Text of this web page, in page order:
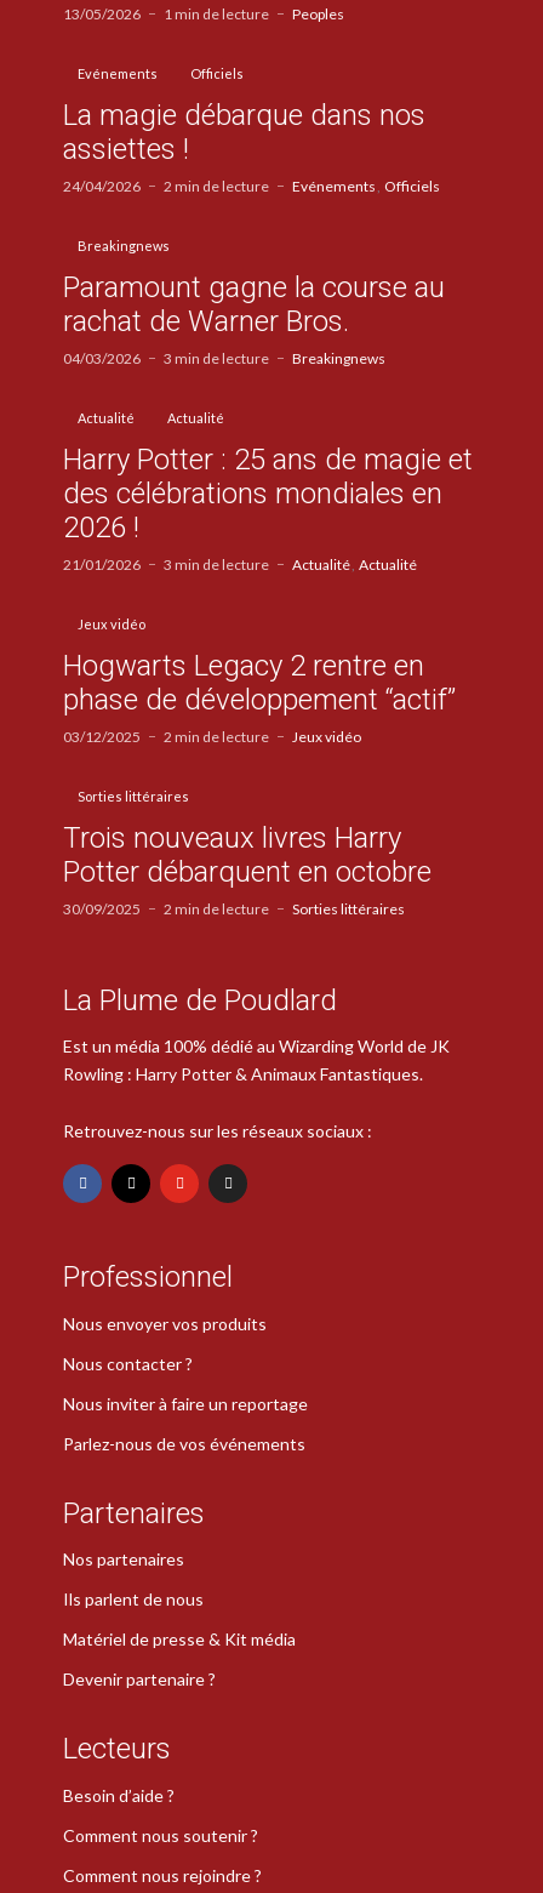
13/05/2026 1 min de lecture Peoples
Evénements Officiels
La magie débarque dans nos
assiettes !
24/04/2026 2 min de lecture Evénements Officiels
Breakingnews
Paramount gagne la course au
rachat de Warner Bros.
04/03/2026 3 min de lecture Breakingnews
Actualité Actualité
Harry Potter : 25 ans de magie et
des célébrations mondiales en
2026 !
21/01/2026 3 min de lecture Actualité Actualité
Jeux vidéo
Hogwarts Legacy 2 rentre en
phase de développement “actif”
03/12/2025 2 min de lecture Jeux vidéo
Sorties littéraires
Trois nouveaux livres Harry
Potter débarquent en octobre
30/09/2025 2 min de lecture Sorties littéraires
La Plume de Poudlard
Est un média 100% dédié au Wizarding World de JK
Rowling : Harry Potter & Animaux Fantastiques.
Retrouvez-nous sur les réseaux sociaux :
Professionnel
Nous envoyer vos produits
Nous contacter ?
Nous inviter à faire un reportage
Parlez-nous de vos événements
Partenaires
Nos partenaires
Ils parlent de nous
Matériel de presse & Kit média
Devenir partenaire ?
Lecteurs
Besoin d’aide ?
Comment nous soutenir ?
Comment nous rejoindre ?